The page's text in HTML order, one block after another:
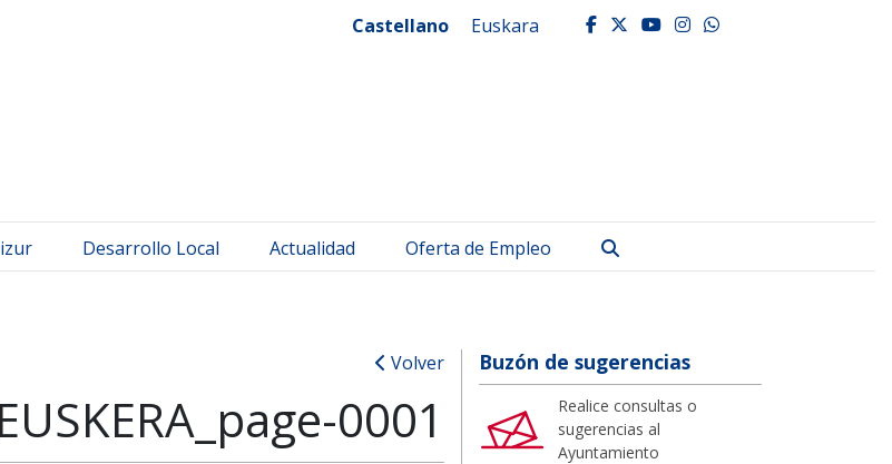
Castellano Euskara facebook
twitter
youtube
instagram
whatsapp
Desarrollo Local Actualidad Oferta de Empleo
Volver
0001
Buzón de sugerencias
Realice consultas o
sugerencias al
Ayuntamiento